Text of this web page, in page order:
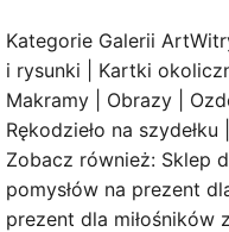
Kategorie Galerii
i rysunki | Kartki
Makramy | Obrazy |
Rękodzieło na
Zobacz również: Sklep
pomysłów na prezent
prezent dla miłośników